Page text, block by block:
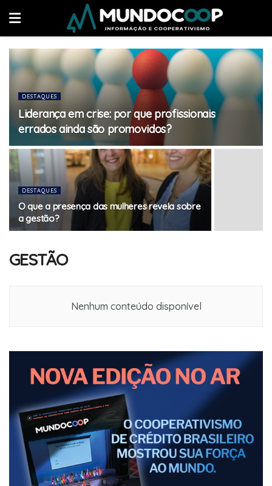
DESTAQUES
Liderança em crise: por que profissionais
errados ainda são promovidos?
DESTAQUES
O que a presença das mulheres revela sobre
a gestão?
GESTÃO
Nenhum conteúdo disponível